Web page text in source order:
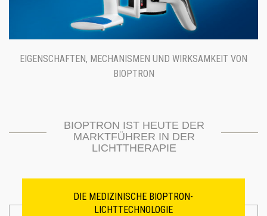
EIGENSCHAFTEN, MECHANISMEN UND WIRKSAMKEIT VON
BIOPTRON
BIOPTRON IST HEUTE DER
MARKTFÜHRER IN DER
LICHTTHERAPIE
DIE MEDIZINISCHE BIOPTRON-
LICHTTECHNOLOGIE